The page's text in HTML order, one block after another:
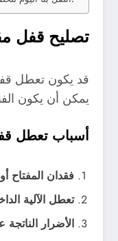
تصليح قفل
قد يكون تعطل
يمكن أن يكون
أسباب تعطل
فقدان المفتاح
تعطل الآلية
الأضرار